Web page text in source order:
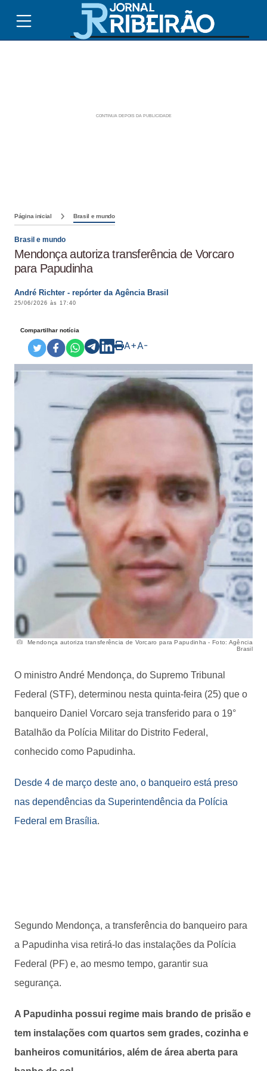
Página inicial Brasil e mundo
Brasil e mundo
Mendonça autoriza transferência de Vorcaro
para Papudinha
André Richter - repórter da Agência Brasil
25/06/2026 às 17:40
Compartilhar notícia
A+A-
Mendonça autoriza transferência de Vorcaro para Papudinha - Foto: Agência
Brasil
O ministro André Mendonça, do Supremo Tribunal
Federal (STF), determinou nesta quinta-feira (25) que o
banqueiro Daniel Vorcaro seja transferido para o 19°
Batalhão da Polícia Militar do Distrito Federal,
conhecido como Papudinha.
Desde 4 de março deste ano, o banqueiro está preso
nas dependências da Superintendência da Polícia
Federal em Brasília.
Segundo Mendonça, a transferência do banqueiro para
a Papudinha visa retirá-lo das instalações da Polícia
Federal (PF) e, ao mesmo tempo, garantir sua
segurança.
A Papudinha possui regime mais brando de prisão e
tem instalações com quartos sem grades, cozinha e
banheiros comunitários, além de área aberta para